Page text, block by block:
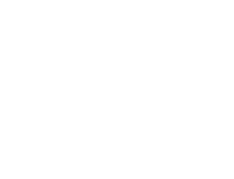
/ 여름 밭 / 꼬물꼬물 고추벌레 / 나흘 만에 / 선생님
/ 난 무서운 거 없어